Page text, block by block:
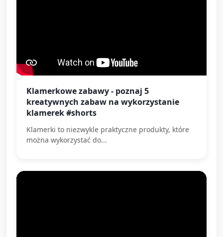
Klamerkowe zabawy - poznaj 5
kreatywnych zabaw na wykorzystanie
klamerek #shorts
Klamerki to niezwykle praktyczne produkty, które
można wykorzystać do...